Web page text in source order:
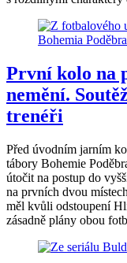
První kolo na
nemění.
trenéři
Před úvodním jarním
tábory Bohemie
útočit na postup do
na prvních dvou
měl kvůli odstoupení
zásadně plány obou